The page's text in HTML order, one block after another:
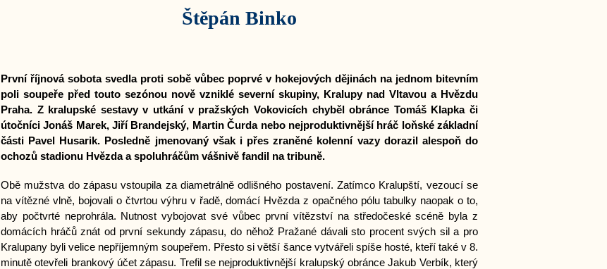
Štěpán Binko
První říjnová sobota svedla proti sobě vůbec poprvé v hokejových dějinách na jednom bitevním
poli soupeře před touto sezónou nově vzniklé severní skupiny, Kralupy nad Vltavou a Hvězdu
Praha. Z kralupské sestavy v utkání v pražských Vokovicích chyběl obránce Tomáš Klapka či
útočníci Jonáš Marek, Jiří Brandejský, Martin Čurda nebo nejproduktivnější hráč loňské základní
části Pavel Husarik. Posledně jmenovaný však i přes zraněné kolenní vazy dorazil alespoň do
ochozů stadionu Hvězda a spoluhráčům vášnivě fandil na tribuně.
Obě mužstva do zápasu vstoupila za diametrálně odlišného postavení. Zatímco Kralupští, vezoucí se
na vítězné vlně, bojovali o čtvrtou výhru v řadě, domácí Hvězda z opačného pólu tabulky naopak o to,
aby počtvrté neprohrála. Nutnost vybojovat své vůbec první vítězství na středočeské scéně byla z
domácích hráčů znát od první sekundy zápasu, do něhož Pražané dávali sto procent svých sil a pro
Kralupany byli velice nepříjemným soupeřem. Přesto si větší šance vytvářeli spíše hosté, kteří také v 8.
minutě otevřeli brankový účet zápasu. Trefil se nejproduktivnější kralupský obránce Jakub Verbík, který